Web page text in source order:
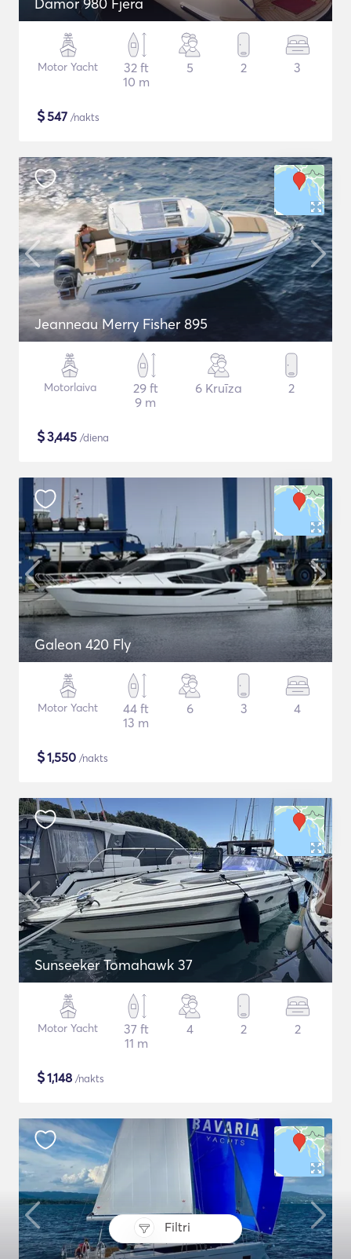
Filtri
Motor Yacht
32 ft
10 m
5 2 3
$547 /nakts
Jeanneau Merry Fisher 895
Motorlaiva
29 ft
9 m
6 Kruīza 2
$3,445 /diena
Galeon 420 Fly
Motor Yacht
44 ft
13 m
6 3 4
$1,550 /nakts
Sunseeker Tomahawk 37
Motor Yacht
37 ft
11 m
4 2 2
$1,148 /nakts